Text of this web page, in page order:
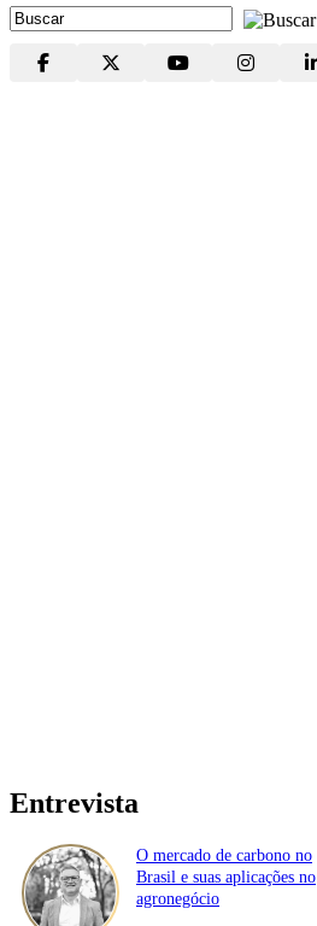
Entrevista
O mercado de carbono no
Brasil e suas aplicações no
agronegócio